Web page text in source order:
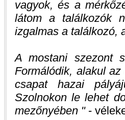
vagyok, és a
látom a találkozók
izgalmas a találkozó,
A mostani szezont
Formálódik, alakul
csapat hazai
Szolnokon le lehet
mezőnyében -